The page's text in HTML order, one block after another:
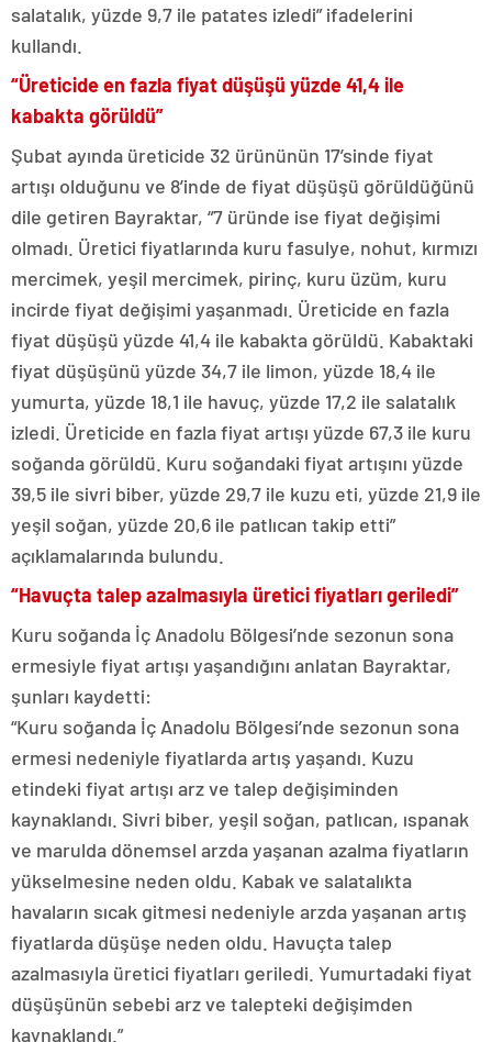
salatalık, yüzde 9,7 ile patates izledi” ifadelerini
kullandı.
“Üreticide en fazla fiyat düşüşü yüzde 41,4 ile
kabakta görüldü”
Şubat ayında üreticide 32 ürününün 17’sinde fiyat
artışı olduğunu ve 8’inde de fiyat düşüşü görüldüğünü
dile getiren Bayraktar, “7 üründe ise fiyat değişimi
olmadı. Üretici fiyatlarında kuru fasulye, nohut, kırmızı
mercimek, yeşil mercimek, pirinç, kuru üzüm, kuru
incirde fiyat değişimi yaşanmadı. Üreticide en fazla
fiyat düşüşü yüzde 41,4 ile kabakta görüldü. Kabaktaki
fiyat düşüşünü yüzde 34,7 ile limon, yüzde 18,4 ile
yumurta, yüzde 18,1 ile havuç, yüzde 17,2 ile salatalık
izledi. Üreticide en fazla fiyat artışı yüzde 67,3 ile kuru
soğanda görüldü. Kuru soğandaki fiyat artışını yüzde
39,5 ile sivri biber, yüzde 29,7 ile kuzu eti, yüzde 21,9 ile
yeşil soğan, yüzde 20,6 ile patlıcan takip etti”
açıklamalarında bulundu.
“Havuçta talep azalmasıyla üretici fiyatları geriledi”
Kuru soğanda İç Anadolu Bölgesi’nde sezonun sona
ermesiyle fiyat artışı yaşandığını anlatan Bayraktar,
şunları kaydetti:
“Kuru soğanda İç Anadolu Bölgesi’nde sezonun sona
ermesi nedeniyle fiyatlarda artış yaşandı. Kuzu
etindeki fiyat artışı arz ve talep değişiminden
kaynaklandı. Sivri biber, yeşil soğan, patlıcan, ıspanak
ve marulda dönemsel arzda yaşanan azalma fiyatların
yükselmesine neden oldu. Kabak ve salatalıkta
havaların sıcak gitmesi nedeniyle arzda yaşanan artış
fiyatlarda düşüşe neden oldu. Havuçta talep
azalmasıyla üretici fiyatları geriledi. Yumurtadaki fiyat
düşüşünün sebebi arz ve talepteki değişimden
kaynaklandı.”